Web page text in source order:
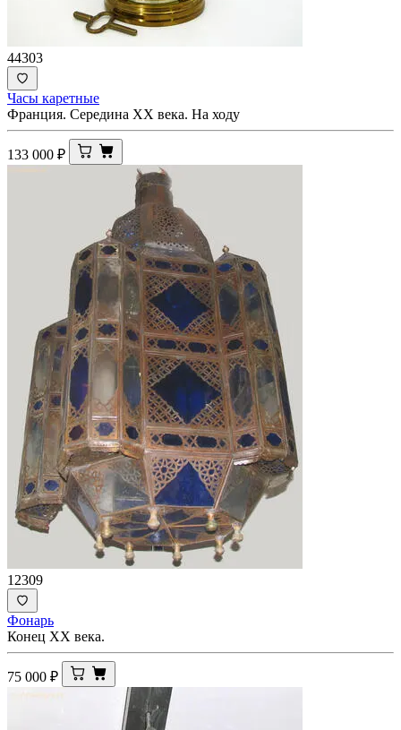
44303
Часы каретные
Франция. Середина XX века. На ходу
133 000 ₽
12309
Фонарь
Конец XX века.
75 000 ₽